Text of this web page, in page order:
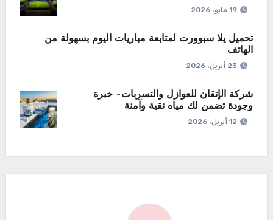
19 مايو، 2026
تحميل يلا سبوورت لمتابعة مباريات اليوم بسهولة من
الهاتف
23 أبريل، 2026
شركة الإتقان للعوازل والتسربات– خبرة
وجودة تضمن لك مياه نقية وآمنة
12 أبريل، 2026